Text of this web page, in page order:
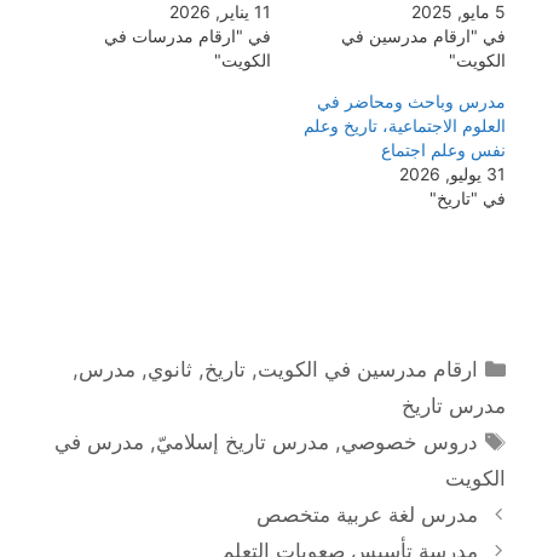
5 مايو, 2025
في "ارقام مدرسين في
الكويت"
11 يناير, 2026
في "ارقام مدرسات في
الكويت"
مدرس وباحث ومحاضر في
العلوم الاجتماعية، تاريخ وعلم
نفس وعلم اجتماع
31 يوليو, 2026
في "تاريخ"
التصنيفات
ارقام مدرسين في الكويت,تاريخ,ثانوي, مدرس,
مدرس تاريخ
الوسوم
دروس خصوصي, مدرس تاريخ إسلاميّ, مدرس في
الكويت
مدرس لغة عربية متخصص
مدرسة تأسيس صعوبات التعلم